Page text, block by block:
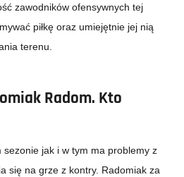
zawodników ofensywnych tej
piłkę oraz umiejętnie jej nią
terenu.
Radom. Kto
jak i w tym ma problemy z
się na grze z kontry. Radomiak za